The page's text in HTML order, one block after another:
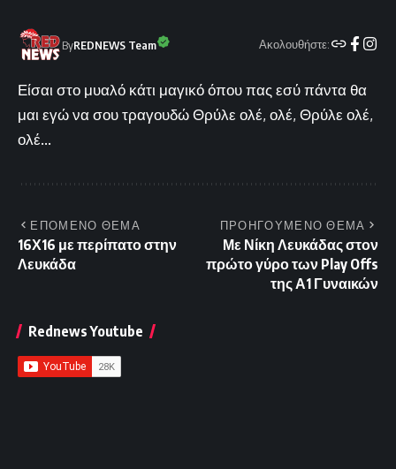
ByREDNEWS Team Ακολουθήστε:
Είσαι στο μυαλό κάτι μαγικό όπου πας εσύ πάντα θα
μαι εγώ να σου τραγουδώ Θρύλε ολέ, ολέ, Θρύλε ολέ,
ολέ...
ΕΠΟΜΕΝΟ ΘΕΜΑ
16Χ16 με περίπατο στην
Λευκάδα
ΠΡΟΗΓΟΥΜΕΝΟ ΘΕΜΑ
Με Νίκη Λευκάδας στον
πρώτο γύρο των Play Offs
της Α1 Γυναικών
Rednews Youtube